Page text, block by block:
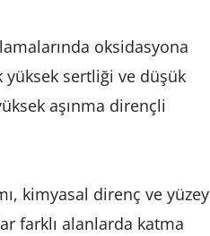
oksidasyona
yüksek sertliği ve düşük
aşınma dirençli
kimyasal direnç ve yüzey
farklı alanlarda katma